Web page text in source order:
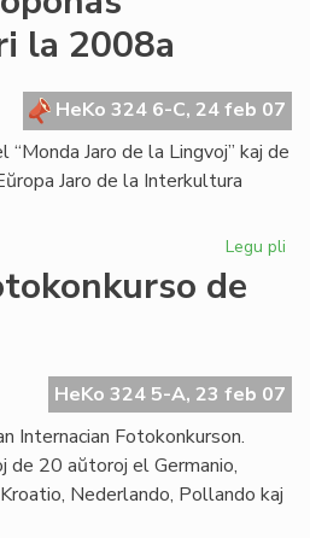
la 2008a
HeKo 324 6-C, 24 feb 07
Jaro de la Lingvoj” kaj de
Jaro de la Interkultura
Legu pli
la
de
HeKo 324 5-A, 23 feb 07
Internacian Fotokonkurson.
20 aŭtoroj el Germanio,
Nederlando, Pollando kaj